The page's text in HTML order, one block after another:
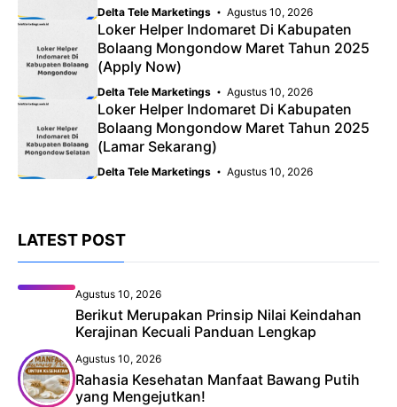
Delta Tele Marketings Agustus 10, 2026
Loker Helper Indomaret Di Kabupaten
Bolaang Mongondow Maret Tahun 2025
(Apply Now)
Delta Tele Marketings Agustus 10, 2026
Loker Helper Indomaret Di Kabupaten
Bolaang Mongondow Maret Tahun 2025
(Lamar Sekarang)
Delta Tele Marketings Agustus 10, 2026
LATEST POST
Agustus 10, 2026
Berikut Merupakan Prinsip Nilai Keindahan
Kerajinan Kecuali Panduan Lengkap
Agustus 10, 2026
Rahasia Kesehatan Manfaat Bawang Putih
yang Mengejutkan!